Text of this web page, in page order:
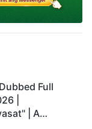
Full
|
| A